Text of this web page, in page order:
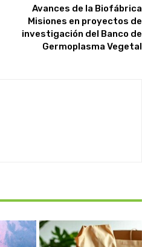
Avances de la Biofábrica
Misiones en proyectos de
investigación del Banco de
Germoplasma Vegetal